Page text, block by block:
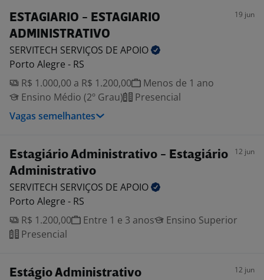
ESTAGIARIO - ESTAGIARIO
ADMINISTRATIVO
19 jun
SERVITECH SERVIÇOS DE APOIO
Porto Alegre - RS
R$ 1.000,00 a R$ 1.200,00
Menos de 1 ano
Ensino Médio (2º Grau)
Presencial
Vagas semelhantes
Estagiário Administrativo - Estagiário
Administrativo
12 jun
SERVITECH SERVIÇOS DE APOIO
Porto Alegre - RS
R$ 1.200,00
Entre 1 e 3 anos
Ensino Superior
Presencial
Estágio Administrativo 12 jun